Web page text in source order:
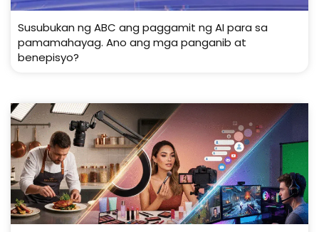
Susubukan ng ABC ang paggamit ng AI para sa
pamamahayag. Ano ang mga panganib at
benepisyo?